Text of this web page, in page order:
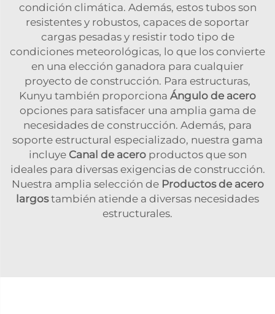
condición climática. Además, estos tubos son
resistentes y robustos, capaces de soportar
cargas pesadas y resistir todo tipo de
condiciones meteorológicas, lo que los convierte
en una elección ganadora para cualquier
proyecto de construcción. Para estructuras,
Kunyu también proporciona Ángulo de acero
opciones para satisfacer una amplia gama de
necesidades de construcción. Además, para
soporte estructural especializado, nuestra gama
incluye Canal de acero productos que son
ideales para diversas exigencias de construcción.
Nuestra amplia selección de Productos de acero
largostambién atiende a diversas necesidades
estructurales.